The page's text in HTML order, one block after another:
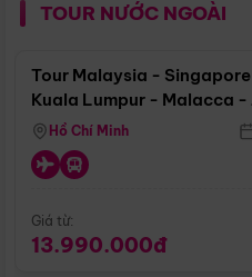
TOUR NƯỚC NGOÀI
Tour Malaysia - Singapore
Kuala Lumpur - Malacca -
Singapore
Hồ Chí Minh
Giá từ:
13.990.000đ